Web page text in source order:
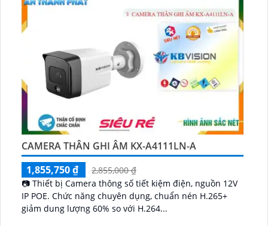
CAMERA THÂN GHI ÂM KX-A4111LN-A
1,855,750 ₫
2,855,000 ₫
📷 Thiết bị Camera thông số tiết kiệm điện, nguồn 12V
IP POE. Chức năng chuyên dụng, chuẩn nén H.265+
giảm dung lượng 60% so với H.264...